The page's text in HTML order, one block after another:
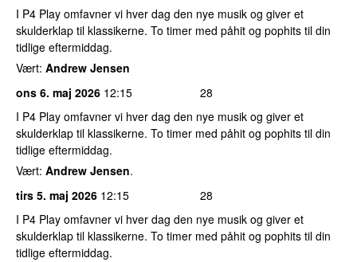
I P4 Play omfavner vi hver dag den nye musik og giver et
skulderklap til klassikerne. To timer med påhit og pophits til din
tidlige eftermiddag.
Vært: Andrew Jensen
ons 6. maj 2026 12:15
28
I P4 Play omfavner vi hver dag den nye musik og giver et
skulderklap til klassikerne. To timer med påhit og pophits til din
tidlige eftermiddag.
Vært: Andrew Jensen.
tirs 5. maj 2026 12:15
28
I P4 Play omfavner vi hver dag den nye musik og giver et
skulderklap til klassikerne. To timer med påhit og pophits til din
tidlige eftermiddag.